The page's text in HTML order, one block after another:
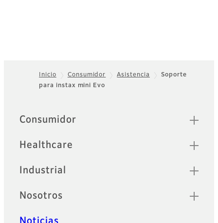
Footer
Inicio Consumidor Asistencia
Soporte
para instax mini Evo
Sitemap
Consumidor
Healthcare
Industrial
Nosotros